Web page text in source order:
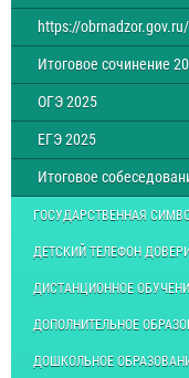
https://obrnadzor.gov.ru/
Итоговое сочинение
ОГЭ 2025
ЕГЭ 2025
Итоговое
ГОСУДАРСТВЕННАЯ
ДЕТСКИЙ ТЕЛЕФОН
ДИСТАНЦИОННОЕ
ДОПОЛНИТЕЛЬНОЕ
ДОШКОЛЬНОЕ